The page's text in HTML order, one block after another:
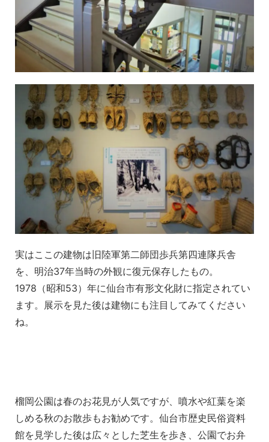
実はここの建物は旧陸軍第二師団歩兵第四連隊兵舎
を、明治37年当時の外観に復元保存したもの。
1978 （昭和53）年に仙台市有形文化財に指定されてい
ます。展示を見た後は建物にも注目してみてください
ね。
榴岡公園は春のお花見が人気ですが、噴水や紅葉を楽
しめる秋のお散歩もお勧めです。仙台市歴史民俗資料
館を見学した後は広々とした芝生を歩き、公園でお弁